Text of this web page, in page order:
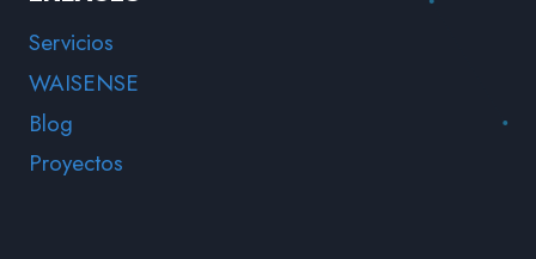
Servicios
WAISENSE
Blog
Proyectos